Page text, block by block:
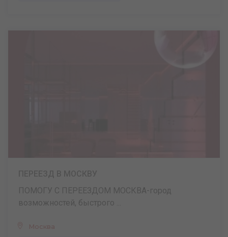
ПОМОГУ С ПЕРЕЕЗДОМ МОСКВА-город
возможностей, быстрого ...
Москва